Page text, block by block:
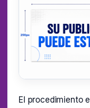
El procedimiento